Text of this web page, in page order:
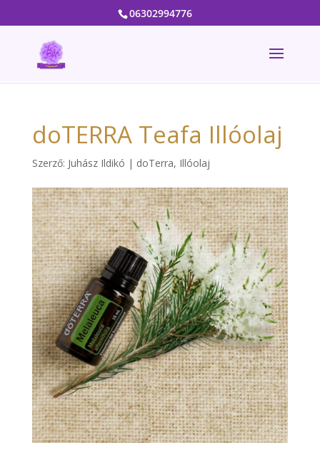
06302994776
doTERRA Teafa Illóolaj
Szerző: Juhász Ildikó | doTerra, Illóolaj